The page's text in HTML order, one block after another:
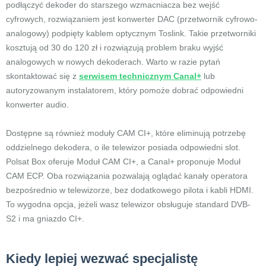
podłączyć dekoder do starszego wzmacniacza bez wejść
cyfrowych, rozwiązaniem jest konwerter DAC (przetwornik cyfrowo-
analogowy) podpięty kablem optycznym Toslink. Takie przetworniki
kosztują od 30 do 120 zł i rozwiązują problem braku wyjść
analogowych w nowych dekoderach. Warto w razie pytań
skontaktować się z serwisem technicznym Canal+ lub
autoryzowanym instalatorem, który pomoże dobrać odpowiedni
konwerter audio.
Dostępne są również moduły CAM CI+, które eliminują potrzebę
oddzielnego dekodera, o ile telewizor posiada odpowiedni slot.
Polsat Box oferuje Moduł CAM CI+, a Canal+ proponuje Moduł
CAM ECP. Oba rozwiązania pozwalają oglądać kanały operatora
bezpośrednio w telewizorze, bez dodatkowego pilota i kabli HDMI.
To wygodna opcja, jeżeli wasz telewizor obsługuje standard DVB-
S2 i ma gniazdo CI+.
Kiedy lepiej wezwać specjalistę